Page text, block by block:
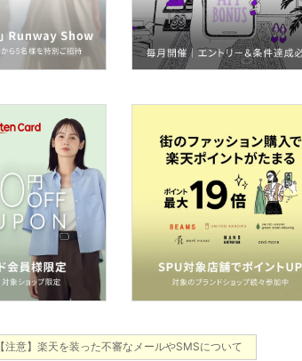
【注意】楽天を装った不審なメールやSMSについて